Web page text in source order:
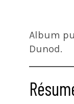
Album
Dunod.